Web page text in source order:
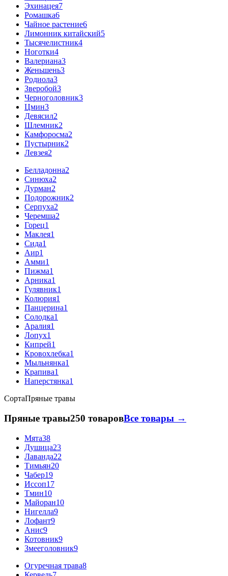
Эхинацея7
Ромашка6
Чайное растение6
Лимонник китайский5
Тысячелистник4
Ноготки4
Валериана3
Женьшень3
Родиола3
Зверобой3
Черноголовник3
Цмин3
Девясил2
Шлемник2
Камфоросма2
Пустырник2
Левзея2
Белладонна2
Синюха2
Дурман2
Подорожник2
Серпуха2
Черемша2
Горец1
Маклея1
Сида1
Аир1
Амми1
Пижма1
Арника1
Гулявник1
Колюрия1
Панцерина1
Солодка1
Аралия1
Лопух1
Кипрей1
Кровохлебка1
Мыльнянка1
Крапива1
Наперстянка1
СортаПряные травы
Пряные травы250 товаровВсе товары →
Мята38
Душица23
Лаванда22
Тимьян20
Чабер19
Иссоп17
Тмин10
Майоран10
Нигелла9
Лофант9
Анис9
Котовник9
Змееголовник9
Огуречная трава8